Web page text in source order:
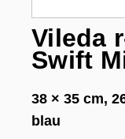
Vileda
Swift
38 × 35 cm,
blau